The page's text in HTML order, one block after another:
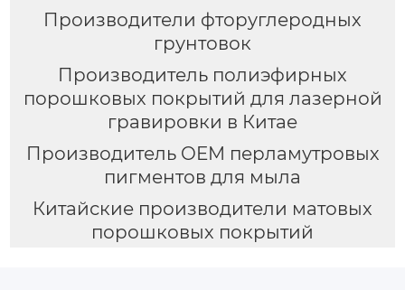
Производители фторуглеродных
грунтовок
Производитель полиэфирных
порошковых покрытий для лазерной
гравировки в Китае
Производитель OEM перламутровых
пигментов для мыла
Китайские производители матовых
порошковых покрытий